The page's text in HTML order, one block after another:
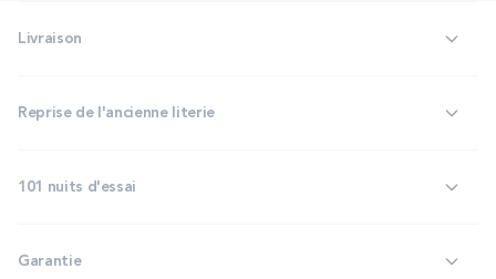
Livraison
Reprise de l'ancienne literie
101 nuits d'essai
Garantie